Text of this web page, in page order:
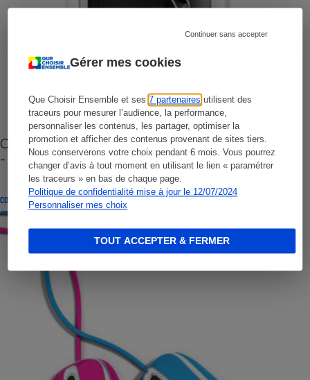
Gérer mes cookies
Que Choisir Ensemble et ses7 partenaires utilisent des
traceurs pour mesurer l’audience, la performance,
personnaliser les contenus, les partager, optimiser la
promotion et afficher des contenus provenant de sites tiers.
Nous conserverons votre choix pendant 6 mois. Vous pourrez
changer d’avis à tout moment en utilisant le lien « paramétrer
les traceurs » en bas de chaque page.
Politique de confidentialité mise à jour le 12/07/2024
Personnaliser mes choix
Continuer sans accepter
TOUT ACCEPTER & FERMER
Cafetière à capsules zéro déchet CoffeeB (vidéo)
- Premières impressions
CONSEILS